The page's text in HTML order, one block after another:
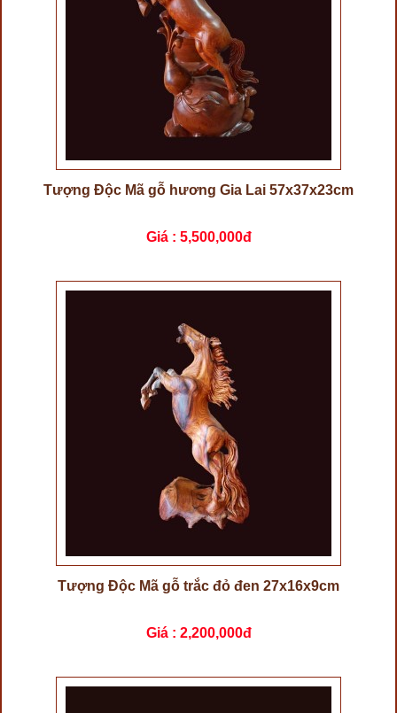
Tượng Độc Mã gỗ hương Gia Lai 57x37x23cm
Giá : 5,500,000đ
Tượng Độc Mã gỗ trắc đỏ đen 27x16x9cm
Giá : 2,200,000đ